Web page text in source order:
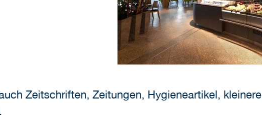
Zeitschriften, Zeitungen, Hygieneartikel, kleinere